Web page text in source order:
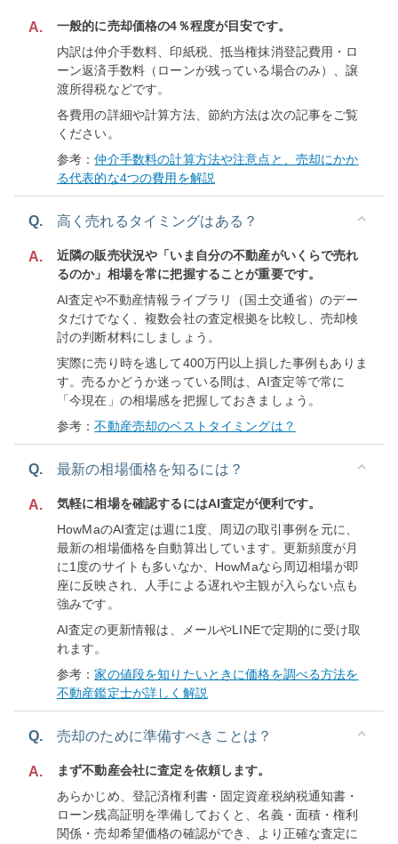
A.
一般的に売却価格の4％程度が目安です。
内訳は仲介手数料、印紙税、抵当権抹消登記費用・ロ
ーン返済手数料（ローンが残っている場合のみ）、譲
渡所得税などです。
各費用の詳細や計算方法、節約方法は次の記事をご覧
ください。
参考：仲介手数料の計算方法や注意点と、売却にかか
る代表的な4つの費用を解説
Q. 高く売れるタイミングはある？
A.
近隣の販売状況や「いま自分の不動産がいくらで売れ
るのか」相場を常に把握することが重要です。
AI査定や不動産情報ライブラリ（国土交通省）のデー
タだけでなく、複数会社の査定根拠を比較し、売却検
討の判断材料にしましょう。
実際に売り時を逃して400万円以上損した事例もありま
す。売るかどうか迷っている間は、AI査定等で常に
「今現在」の相場感を把握しておきましょう。
参考：不動産売却のベストタイミングは？
Q. 最新の相場価格を知るには？
A.
気軽に相場を確認するにはAI査定が便利です。
HowMaのAI査定は週に1度、周辺の取引事例を元に、
最新の相場価格を自動算出しています。更新頻度が月
に1度のサイトも多いなか、HowMaなら周辺相場が即
座に反映され、人手による遅れや主観が入らない点も
強みです。
AI査定の更新情報は、メールやLINEで定期的に受け取
れます。
参考：家の値段を知りたいときに価格を調べる方法を
不動産鑑定士が詳しく解説
Q. 売却のために準備すべきことは？
A.
まず不動産会社に査定を依頼します。
あらかじめ、登記済権利書・固定資産税納税通知書・
ローン残高証明を準備しておくと、名義・面積・権利
関係・売却希望価格の確認ができ、より正確な査定に